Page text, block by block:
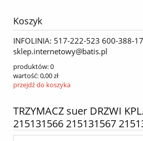
Koszyk
INFOLINIA: 517-222-523 600-388-
sklep.internetowy@batis.pl
produktów:0
wartość:0,00 zł
przejdź do koszyka
TRZYMACZ suer DRZWI
215131566 215131567